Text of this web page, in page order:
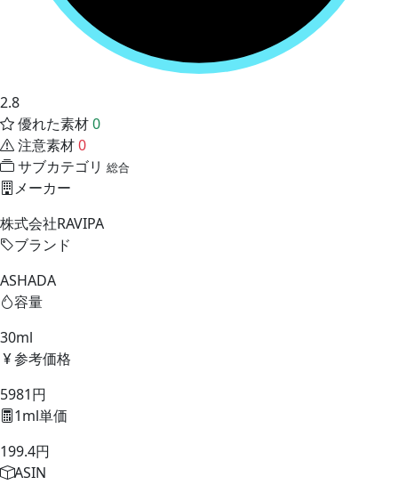
2.8
優れた素材0
注意素材0
サブカテゴリ 総合
メーカー
株式会社RAVIPA
ブランド
ASHADA
容量
30ml
参考価格
5981円
1ml単価
199.4円
ASIN